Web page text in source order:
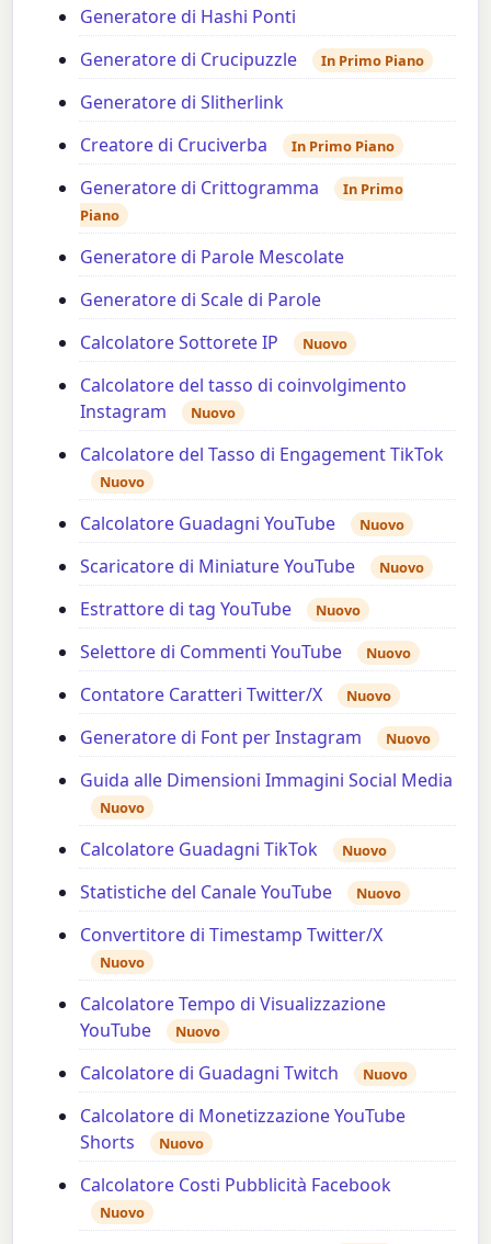
Generatore di Hashi Ponti
Generatore di Crucipuzzle
In Primo Piano
Generatore di Slitherlink
Creatore di Cruciverba
In Primo Piano
Generatore di Crittogramma
In Primo
Piano
Generatore di Parole Mescolate
Generatore di Scale di Parole
Calcolatore Sottorete IP
Nuovo
Calcolatore del tasso di coinvolgimento
Instagram
Nuovo
Calcolatore del Tasso di Engagement TikTok
Nuovo
Calcolatore Guadagni YouTube Nuovo
Scaricatore di Miniature YouTube Nuovo
Estrattore di tag YouTube Nuovo
Selettore di Commenti YouTube Nuovo
Contatore Caratteri Twitter/X Nuovo
Generatore di Font per Instagram Nuovo
Guida alle Dimensioni Immagini Social Media
Nuovo
Calcolatore Guadagni TikTok Nuovo
Statistiche del Canale YouTube Nuovo
Convertitore di Timestamp Twitter/X
Nuovo
Calcolatore Tempo di Visualizzazione
YouTube
Nuovo
Calcolatore di Guadagni Twitch Nuovo
Calcolatore di Monetizzazione YouTube
Shorts
Nuovo
Calcolatore Costi Pubblicità Facebook
Nuovo